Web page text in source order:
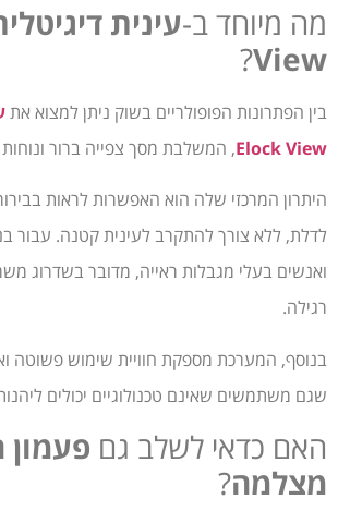
מה מיוחד ב-
View
?
בין הפתרונות הפופולריים בשוק ניתן למצוא את
Elock View, המשלבת מסך צפייה ברור
היתרון המרכזי שלה הוא האפשרות לראות
לדלת, ללא צורך להתקרב לעינית קטנה. עבור
ואנשים בעלי מגבלות ראייה, מדובר בשדרוג
רגילה.
בנוסף, המערכת מספקת חוויית שימוש פשוטה
שגם משתמשים שאינם טכנולוגיים יכולים
האם כדאי לשלב גם
מצלמה?